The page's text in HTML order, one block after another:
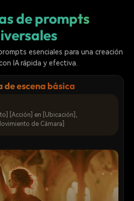
de prompts
esenciales para una creación
IA rápida y efectiva.
de escena básica
[Acción] en [Ubicación],
de Cámara]